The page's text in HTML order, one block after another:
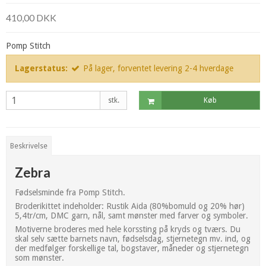
410,00 DKK
Pomp Stitch
Lagerstatus: På lager, forventet levering 2-4 hverdage
stk. Køb
Beskrivelse
Zebra
Fødselsminde fra Pomp Stitch.
Broderikittet indeholder: Rustik Aida (80%bomuld og 20% hør)
5,4tr/cm, DMC garn, nål, samt mønster med farver og symboler.
Motiverne broderes med hele korssting på kryds og tværs. Du
skal selv sætte barnets navn, fødselsdag, stjernetegn mv. ind, og
der medfølger forskellige tal, bogstaver, måneder og stjernetegn
som mønster.